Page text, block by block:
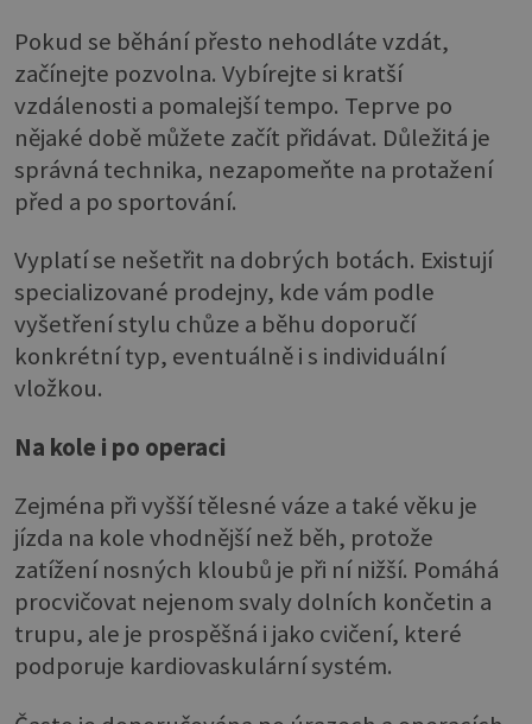
Pokud se běhání přesto nehodláte vzdát,
začínejte pozvolna. Vybírejte si kratší
vzdálenosti a pomalejší tempo. Teprve po
nějaké době můžete začít přidávat. Důležitá je
správná technika, nezapomeňte na protažení
před a po sportování.
Vyplatí se nešetřit na dobrých botách. Existují
specializované prodejny, kde vám podle
vyšetření stylu chůze a běhu doporučí
konkrétní typ, eventuálně i s individuální
vložkou.
Na kole i po operaci
Zejména při vyšší tělesné váze a také věku je
jízda na kole vhodnější než běh, protože
zatížení nosných kloubů je při ní nižší. Pomáhá
procvičovat nejenom svaly dolních končetin a
trupu, ale je prospěšná i jako cvičení, které
podporuje kardiovaskulární systém.